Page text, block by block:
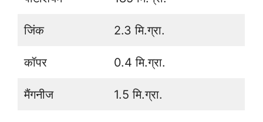
जिंक 2.3 मि.ग्रा.
कॉपर 0.4 मि.ग्रा.
मैंगनीज 1.5 मि.ग्रा.